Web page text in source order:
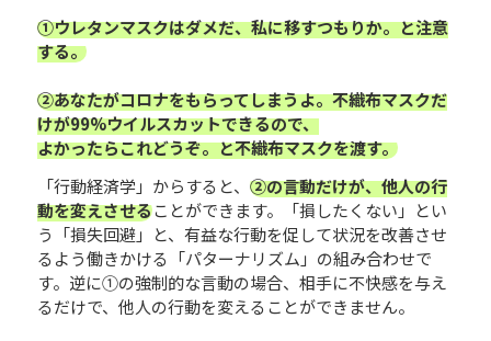
①ウレタンマスクはダメだ、私に移すつもりか。と注意
する。
②あなたがコロナをもらってしまうよ。不織布マスクだ
けが99%ウイルスカットできるので、
よかったらこれどうぞ。と不織布マスクを渡す。
「行動経済学」からすると、 ②の言動だけが、他人の行
動を変えさせることができます。「損したくない」とい
う「損失回避」と、有益な行動を促して状況を改善させ
るよう働きかける「パターナリズム」の組み合わせで
す。逆に①の強制的な言動の場合、相手に不快感を与え
るだけで、他人の行動を変えることができません。